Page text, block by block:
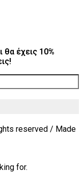
έχεις 10%
reserved / Made
for.